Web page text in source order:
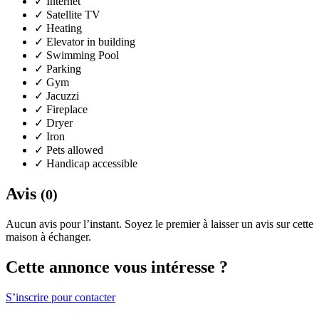
✓ Satellite TV
✓ Heating
✓ Elevator in building
✓ Swimming Pool
✓ Parking
✓ Gym
✓ Jacuzzi
✓ Fireplace
✓ Dryer
✓ Iron
✓ Pets allowed
✓ Handicap accessible
Avis (0)
Aucun avis pour l’instant. Soyez le premier à laisser un avis sur cette
maison à échanger.
Cette annonce vous intéresse ?
S’inscrire pour contacter